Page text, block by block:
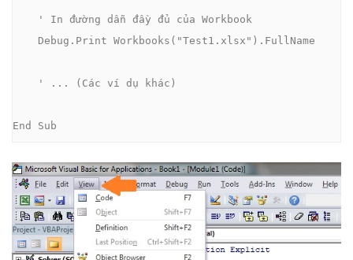
End Sub